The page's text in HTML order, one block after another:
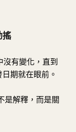
搖
有變化，直到
期就在眼前。
解釋，而是關